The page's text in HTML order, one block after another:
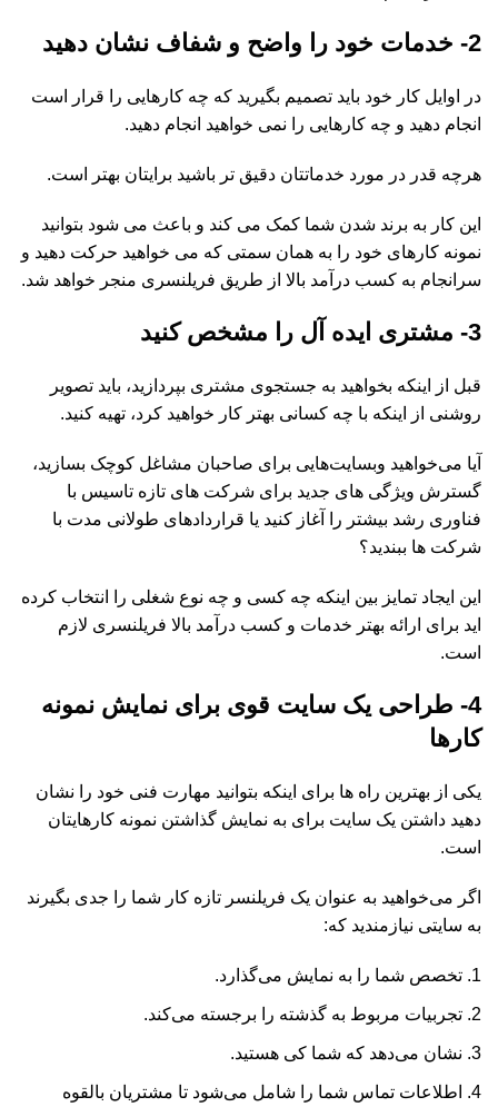
2- خدمات خود را واضح و شفاف نشان دهید
در اوایل کار خود باید تصمیم بگیرید که چه کارهایی را قرار است
انجام دهید و چه کارهایی را نمی خواهید انجام دهید.
هرچه قدر در مورد خدماتتان دقیق تر باشید برایتان بهتر است.
این کار به برند شدن شما کمک می کند و باعث می شود بتوانید
نمونه کارهای خود را به همان سمتی که می خواهید حرکت دهید و
سرانجام به کسب درآمد بالا از طریق فریلنسری منجر خواهد شد.
3- مشتری ایده‌ آل را مشخص کنید
قبل از اینکه بخواهید به جستجوی مشتری بپردازید، باید تصویر
روشنی از اینکه با چه کسانی بهتر کار خواهید کرد، تهیه کنید.
آیا می‌خواهید وبسایت‌هایی برای صاحبان مشاغل کوچک بسازید،
گسترش ویژگی های جدید برای شرکت های تازه تاسیس با
فناوری رشد بیشتر را آغاز کنید یا قراردادهای طولانی مدت با
شرکت ها ببندید؟
این ایجاد تمایز بین اینکه چه کسی و چه نوع شغلی را انتخاب کرده
اید برای ارائه بهتر خدمات و کسب درآمد بالا فریلنسری لازم
است.
4- طراحی یک سایت قوی برای نمایش نمونه
کارها
یکی از بهترین راه ها برای اینکه بتوانید مهارت فنی خود را نشان
دهید داشتن یک سایت برای به نمایش گذاشتن نمونه کارهایتان
است.
اگر می‌خواهید به عنوان یک فریلنسر تازه کار شما را جدی بگیرند
به سایتی نیازمندید که:
تخصص شما را به نمایش می‌گذارد.
تجربیات مربوط به گذشته را برجسته می‌کند.
نشان می‌دهد که شما کی هستید.
اطلاعات تماس شما را شامل می‌شود تا مشتریان بالقوه